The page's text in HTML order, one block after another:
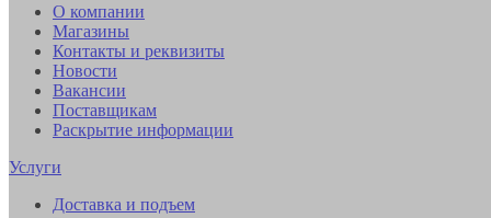
О компании
Магазины
Контакты и реквизиты
Новости
Вакансии
Поставщикам
Раскрытие информации
Услуги
Доставка и подъем